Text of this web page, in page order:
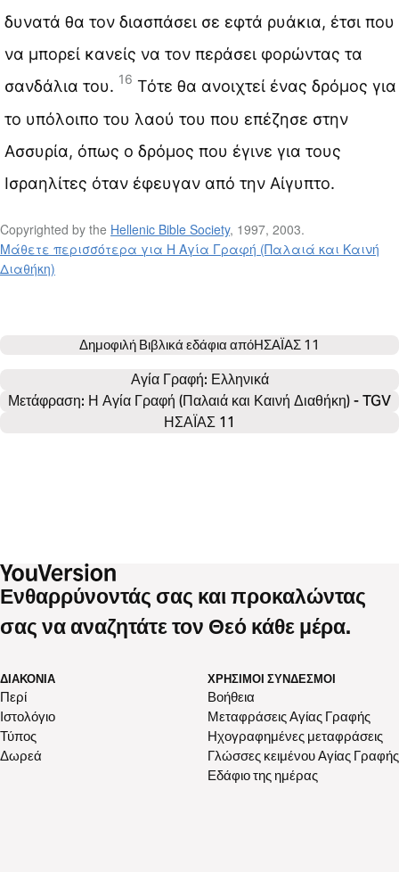
δυνατά θα τον διασπάσει σε εφτά ρυάκια, έτσι που
να μπορεί κανείς να τον περάσει φορώντας τα
σανδάλια του. 16 Τότε θα ανοιχτεί ένας δρόμος για
το υπόλοιπο του λαού του που επέζησε στην
Ασσυρία, όπως ο δρόμος που έγινε για τους
Ισραηλίτες όταν έφευγαν από την Αίγυπτο.
Copyrighted by the Hellenic Bible Society, 1997, 2003.
Μάθετε περισσότερα για Η Αγία Γραφή (Παλαιά και Καινή
Διαθήκη)
Δημοφιλή Βιβλικά εδάφια απόΗΣΑΪΑΣ 11
Αγία Γραφή: Ελληνικά
Μετάφραση: Η Αγία Γραφή (Παλαιά και Καινή Διαθήκη) - TGV
ΗΣΑΪΑΣ 11
Ενθαρρύνοντάς σας και προκαλώντας
σας να αναζητάτε τον Θεό κάθε μέρα.
ΔΙΑΚΟΝΊΑ
Περί
Ιστολόγιο
Τύπος
Δωρεά
ΧΡΉΣΙΜΟΙ ΣΎΝΔΕΣΜΟΙ
Βοήθεια
Μεταφράσεις Αγίας Γραφής
Ηχογραφημένες μεταφράσεις
Γλώσσες κειμένου Αγίας Γραφής
Εδάφιο της ημέρας